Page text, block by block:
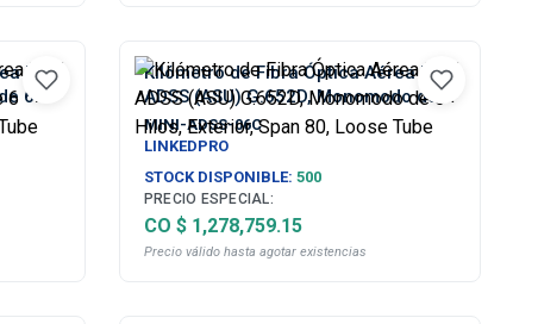
Mini
6
Kilómetro de Fibra Óptica Aérea Mini
ADSS (ASU) G.652D, Monomodo de 6
Hilos, Exterior, Span 80, Loose Tube
MINI-ADSS-06C
LINKEDPRO
STOCK DISPONIBLE: 500
PRECIO ESPECIAL:
CO $ 1,278,759.15
Precio válido hasta agotar existencias